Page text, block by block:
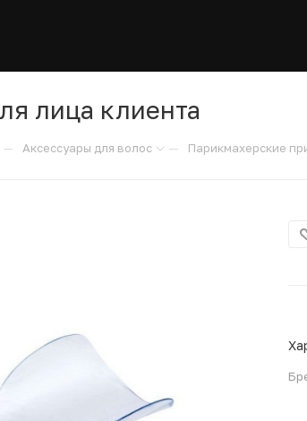
лица клиента
— Аксессуары для волос — Парикмахерские